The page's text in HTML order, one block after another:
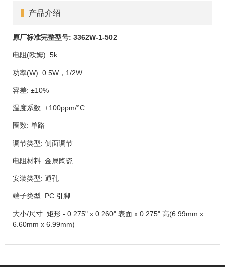
产品介绍
原厂标准完整型号: 3362W-1-502
电阻(欧姆): 5k
功率(W): 0.5W，1/2W
容差: ±10%
温度系数: ±100ppm/°C
圈数: 单路
调节类型: 侧面调节
电阻材料: 金属陶瓷
安装类型: 通孔
端子类型: PC 引脚
大小/尺寸: 矩形 - 0.275" x 0.260" 表面 x 0.275" 高(6.99mm x
6.60mm x 6.99mm)